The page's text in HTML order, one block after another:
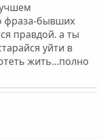
фраза-бывших
правдой. а ты
уйти в
жить...полно